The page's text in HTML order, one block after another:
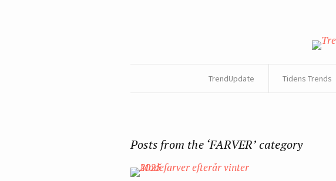
TrendUpdate Tidens Trends
Posts from the ‘FARVER’ category